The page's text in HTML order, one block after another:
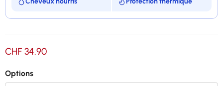
Répare et nourrit en profondeur la fibre capillaire
Ravive la brillance des cheveux
Protège les cheveux des agressions externes
CHF 34.90
Options